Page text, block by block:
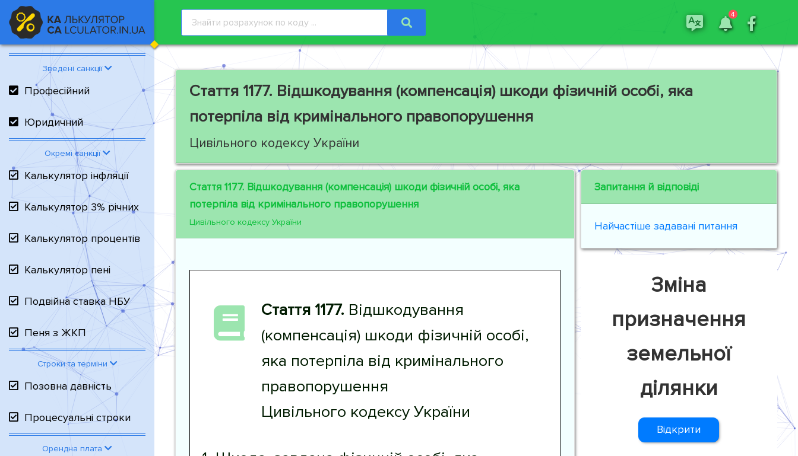
Зведені санкції
Професійний
Юридичний
Окремі санкції
Калькулятор інфляції
Калькулятор 3% річних
Калькулятор процентів
Калькулятор пені
Подвійна ставка НБУ
Пеня з ЖКП
Строки та терміни
Позовна давність
Процесуальні строки
Орендна плата
4
Стаття 1177. Відшкодування (компенсація) шкоди фізичній особі, яка
потерпіла від кримінального правопорушення
Цивільного кодексу України
Стаття 1177.Відшкодування (компенсація) шкоди фізичній особі, яка
потерпіла від кримінального правопорушення
Цивільного кодексу України
Стаття 1177. Відшкодування
(компенсація) шкоди фізичній особі,
яка потерпіла від кримінального
правопорушення
Цивільного кодексу України
Запитання й відповіді
Найчастіше задавані питання
Зміна
призначення
земельної
ділянки
Відкрити